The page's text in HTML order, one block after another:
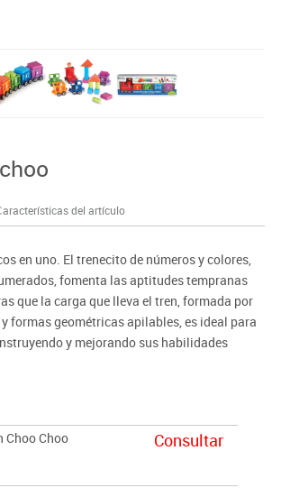
del artículo
en uno. El trenecito de números y colores,
fomenta las aptitudes tempranas
que la carga que lleva el tren, formada por
formas geométricas apilables, es ideal para
y mejorando sus habilidades
del 1 al 5 y las formas geométricas báscias
y cuadrado).
Choo Choo
Consultar